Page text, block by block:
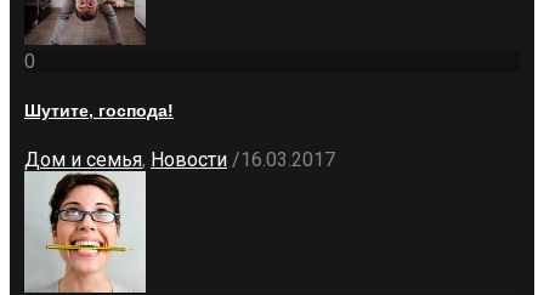
0
Шутите, господа!
Дом и семья, Новости /16.03.2017